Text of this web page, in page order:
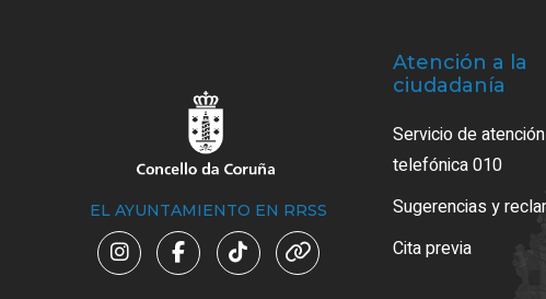
EL AYUNTAMIENTO EN RRSS
Atención a la
ciudadanía
Servicio de atención
telefónica 010
Sugerencias y
Cita previa